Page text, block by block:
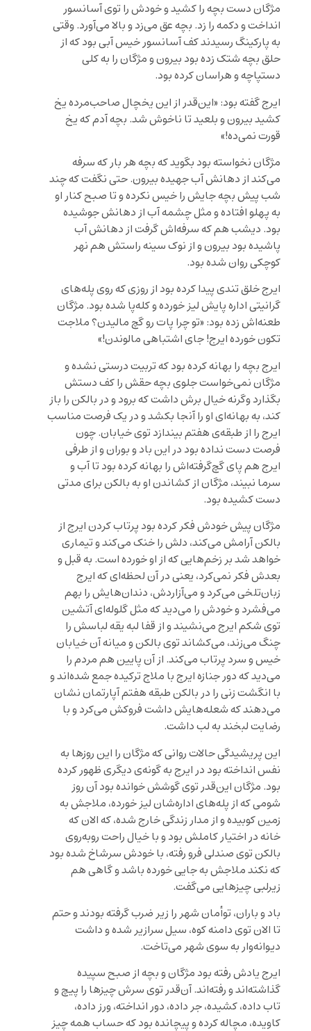
مژگان دست بچه را کشید و خودش را توی آسانسور
انداخت و دکمه را زد. بچه عق می‌زد و بالا می‌آورد. وقتی
به پارکینگ رسیدند کف آسانسور خیس آبی بود که از
حلق بچه شتک زده بود بیرون و مژگان را به کلی
دستپاچه و هراسان کرده بود.
ایرج گفته بود: «این‌قدر ‌از این یخچال صاحب‌مرده یخ
کشید بیرون و بلعید تا ناخوش شد. بچه آدم که یخ
قورت نمی‌ده!»
مژگان نخواسته بود بگوید که بچه هر بار که سرفه
می‌کند از دهانش آب جهیده بیرون. حتی نگفت که چند
شب پیش بچه جایش را خیس نکرده و تا صبح کنار او
به پهلو افتاده و مثل چشمه آب از دهانش جوشیده
بود. دیشب هم که سرفه‌اش گرفت از دهانش آب
پاشیده بود بیرون و از نوک سینه‌ راستش هم نهر
کوچکی روان شده بود.
ایرج خلق تندی پیدا کرده بود از روزی که روی پله‌های
گرانیتی اداره پایش لیز خورده و کله‌پا شده بود. مژگان
طعنه‌اش زده بود: «تو چرا پات رو گچ مالیدن؟ ملاجت
تکون خورده ایرج! جای اشتباهی مالوندن!»
ایرج بچه را بهانه کرده بود که تربیت درستی نشده و
مژگان نمی‌خواست جلوی بچه حقش را کف دستش
بگذارد وگرنه خیال برش داشت که برود و در بالکن را باز
کند، به بهانه‌ای او را آنجا بکشد و در یک فرصت مناسب
ایرج را از طبقه‌ی هفتم بیندازد توی خیابان. چون
فرصت دست نداده بود در این باد و بوران و از طرفی
ایرج هم پای گچ‌گرفته‌اش را بهانه کرده بود تا آب و
سرما نبیند، مژگان از کشاندن او به بالکن برای مدتی
دست کشیده بود.
مژگان پیش خودش فکر کرده بود پرتاب کردن ایرج از
بالکن آرامش می‌کند، دلش را خنک می‌کند و تیماری
خواهد شد بر زخم‌هایی که از او خورده است. به قبل و
بعدش فکر نمی‌کرد، یعنی در آن لحظه‌ای که ایرج
زبان‌تلخی می‌کرد و می‌آزاردش، دندان‌هایش را بهم
می‌فشرد و خودش را می‌دید که مثل گلوله‌ای آتشین
توی شکم ایرج می‌نشیند و از قفا لبه یقه لباسش را
چنگ می‌زند، می‌کشاند توی بالکن و میانه آن خیابان
خیس و سرد پرتاب می‌کند. از آن پایین هم مردم را
می‌دید که دور جنازه ایرج با ملاج ترکیده جمع شده‌اند و
با انگشت زنی را در بالکن طبقه هفتم آپارتمان نشان
می‌دهند که شعله‌هایش داشت فروکش می‌کرد و با
رضایت لبخند به لب داشت.
این پریشیدگی حالات روانی که مژگان را این روزها به
نفس انداخته بود در ایرج به گونه‌ی دیگری ظهور کرده
بود. مژگان این‌قدر توی گوشش خوانده بود آن روز
شومی که از پله‌های اداره‌شان لیز خورده، ملاجش به
زمین کوبیده و از مدار زندگی خارج شده، که الان که
خانه در اختیار کاملش بود و با خیال راحت روبه‌روی
بالکن توی صندلی فرو رفته، با خودش سرشاخ شده بود
که نکند ملاجش به جایی خورده باشد و گاهی هم
زیرلبی چیزهایی می‌گفت.
باد و باران، توأمان شهر را زیر ضرب گرفته بودند و حتم
تا الان توی دامنه کوه، سیل سرازیر شده و داشت
دیوانه‌وار به سوی شهر می‌تاخت.
ایرج یادش رفته بود مژگان و بچه از صبح سپیده
گذاشته‌اند و رفته‌اند. آن‌قدر توی سرش چیزها را پیچ و
تاب داده، کشیده، جر داده، دور انداخته، ورز داده،
کاویده، مچاله کرده و پیچانده بود که حساب همه چیز